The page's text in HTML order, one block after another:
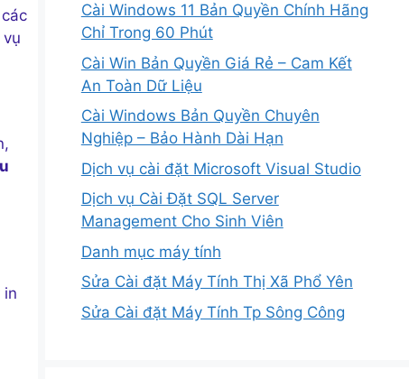
in
Cài Windows 11 Bản Quyền Chính Hãng
Chỉ Trong 60 Phút
Cài Win Bản Quyền Giá Rẻ – Cam Kết
An Toàn Dữ Liệu
Cài Windows Bản Quyền Chuyên
Nghiệp – Bảo Hành Dài Hạn
Dịch vụ cài đặt Microsoft Visual Studio
Dịch vụ Cài Đặt SQL Server
Management Cho Sinh Viên
Danh mục máy tính
Sửa Cài đặt Máy Tính Thị Xã Phổ Yên
Sửa Cài đặt Máy Tính Tp Sông Công